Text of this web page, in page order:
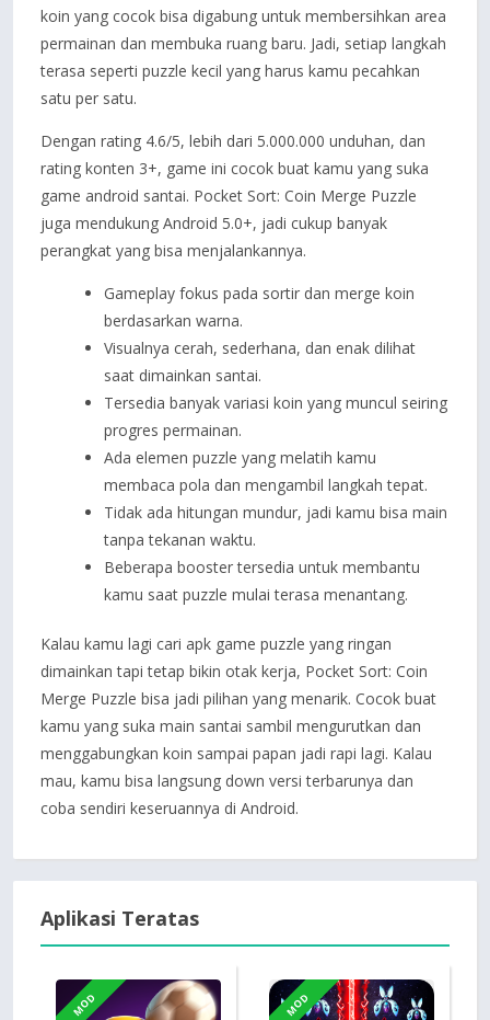
koin yang cocok bisa digabung untuk membersihkan area
permainan dan membuka ruang baru. Jadi, setiap langkah
terasa seperti puzzle kecil yang harus kamu pecahkan
satu per satu.
Dengan rating 4.6/5, lebih dari 5.000.000 unduhan, dan
rating konten 3+, game ini cocok buat kamu yang suka
game android santai. Pocket Sort: Coin Merge Puzzle
juga mendukung Android 5.0+, jadi cukup banyak
perangkat yang bisa menjalankannya.
Gameplay fokus pada sortir dan merge koin
berdasarkan warna.
Visualnya cerah, sederhana, dan enak dilihat
saat dimainkan santai.
Tersedia banyak variasi koin yang muncul seiring
progres permainan.
Ada elemen puzzle yang melatih kamu
membaca pola dan mengambil langkah tepat.
Tidak ada hitungan mundur, jadi kamu bisa main
tanpa tekanan waktu.
Beberapa booster tersedia untuk membantu
kamu saat puzzle mulai terasa menantang.
Kalau kamu lagi cari apk game puzzle yang ringan
dimainkan tapi tetap bikin otak kerja, Pocket Sort: Coin
Merge Puzzle bisa jadi pilihan yang menarik. Cocok buat
kamu yang suka main santai sambil mengurutkan dan
menggabungkan koin sampai papan jadi rapi lagi. Kalau
mau, kamu bisa langsung down versi terbarunya dan
coba sendiri keseruannya di Android.
Aplikasi Teratas
MOD MOD